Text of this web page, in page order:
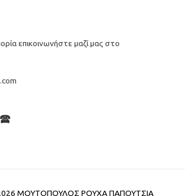
επικοινωνήστε μαζί μας στο
ΜΟΥΤΟΠΟΥΛΟΣ ΡΟΥΧΑ ΠΑΠΟΥΤΣΙΑ